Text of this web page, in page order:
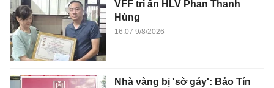
VFF tri ân HLV Phan Thanh
Hùng
16:07 9/8/2026
Nhà vàng bị 'sờ gáy': Bảo Tín